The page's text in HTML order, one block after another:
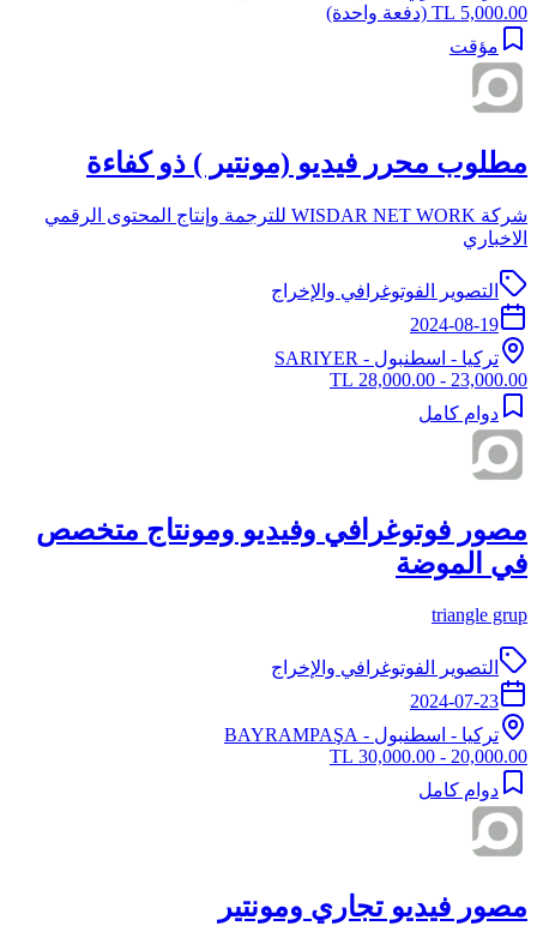
5,000.00 TL
(دفعة واحدة)
مؤقت
مطلوب محرر فيديو (مونتير ) ذو كفاءة
شركة WISDAR NET WORK للترجمة وإنتاج المحتوى الرقمي
الاخباري
التصوير الفوتوغرافي والإخراج
2024-08-19
تركيا - اسطنبول - SARIYER
23,000.00 - 28,000.00 TL
دوام كامل
مصور فوتوغرافي وفيديو ومونتاج متخصص
في الموضة
triangle grup
التصوير الفوتوغرافي والإخراج
2024-07-23
تركيا - اسطنبول - BAYRAMPAŞA
20,000.00 - 30,000.00 TL
دوام كامل
مصور فيديو تجاري ومونتير